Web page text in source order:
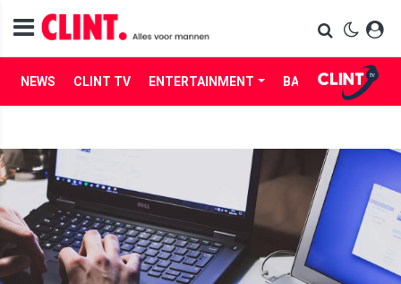
NEWS CLINT TV ENTERTAINMENT BABES LIFE